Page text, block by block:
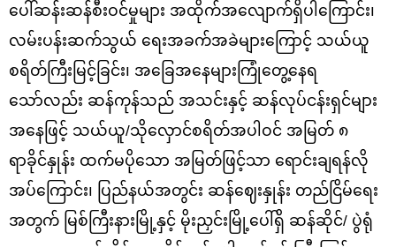
ပေါ်ဆန်းဆန်စီးဝင်မှုများ အထိုက်အ‌လျောက်ရှိပါကြောင်း၊
လမ်းပန်းဆက်သွယ် ရေးအခက်အခဲများကြောင့် သယ်ယူ
စရိတ်ကြီးမြင့်ခြင်း၊ အခြေအနေများကြုံတွေ့နေရ
သော်လည်း ဆန်ကုန်သည် အသင်းနှင့် ဆန်လုပ်ငန်းရှင်များ
အနေဖြင့် သယ်ယူ/သိုလှောင်စရိတ်အပါဝင် အမြတ် ၈
ရာခိုင်နှုန်း ထက်မပိုသော အမြတ်ဖြင့်သာ ရောင်းချရန်လို
အပ်ကြောင်း၊ ပြည်နယ်အတွင်း ဆန်ဈေးနှုန်း တည်ငြိမ်ရေး
အတွက် မြစ်ကြီးနားမြို့နှင့် မိုးညှင်းမြို့ပေါ်ရှိ ဆန်ဆိုင်/ ပွဲရုံ